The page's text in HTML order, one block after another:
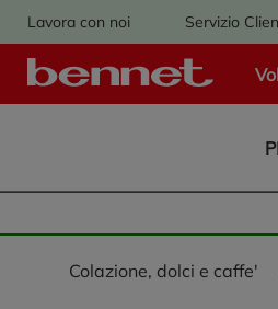
Lavora con noi Servizio
Logo Bennet -
colazione, dolci e caffe'